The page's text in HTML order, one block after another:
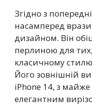
Згідно з
насамперед
дизайном. Він
перлиною для
класичному
Його зовнішній
iPhone 14, з
елегантним